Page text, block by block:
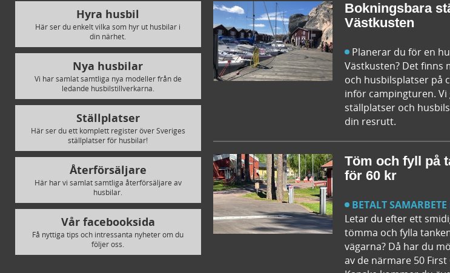
Hyra husbil
Här ser du enkelt vilka som hyr ut husbilar i
din närhet.
Nya husbilar
Vi har samlat samtliga nya modeller från de
ledande husbilstillverkarna.
Ställplatser
Här ser du ett komplett register över Sveriges
ställplatser för husbilar!
Återförsäljare
Här har vi samlat samtliga återförsäljare av
husbilar.
Vår facebooksida
Få nyttiga tips och intressanta nyheter om du
följer oss.
Bokningsbara
Västkusten
Planerar du för en
Västkusten? Det finns
och husbilsplatser på
inför campingturen.
ställplatser och
din resrutt.
Töm och fyll på
för 60 kr
BETALT
Letar du efter ett
tömma och fylla
vägarna? Då har du
av de närmare 50